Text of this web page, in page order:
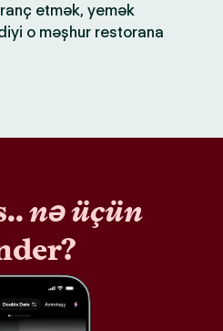
etmək, yemək
o məşhur restorana
nə üçün